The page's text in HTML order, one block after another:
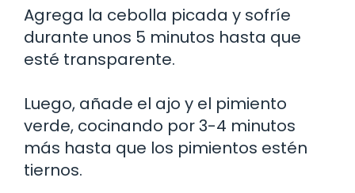
Agrega la cebolla picada y sofríe
durante unos 5 minutos hasta que
esté transparente.
Luego, añade el ajo y el pimiento
verde, cocinando por 3-4 minutos
más hasta que los pimientos estén
tiernos.